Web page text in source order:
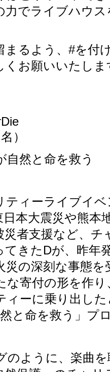
力でライブハウ
まるよう、#を付
くお願いいたしま
）
自然と命を救う
ティーライブイベ
日本大震災や熊本
災者支援など、チ
てきたDが、昨年
災の深刻な事態を
な寄付の形を作り
ィーに乗り出し
と命を救う」プ
のように、楽曲